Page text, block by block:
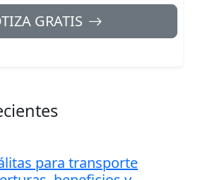
GRATIS
para transporte